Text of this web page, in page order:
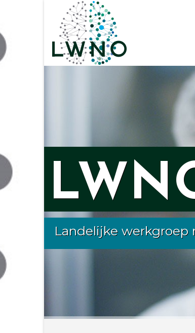
Landelijke werkgroep